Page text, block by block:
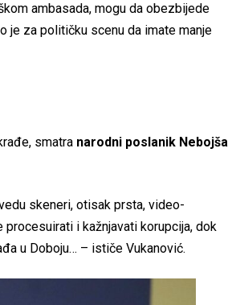
ambasada, mogu da obezbijede
je za političku scenu da imate manje
smatra narodni poslanik Nebojša
skeneri, otisak prsta, video-
procesuirati i kažnjavati korupcija, dok
u Doboju… – ističe Vukanović.